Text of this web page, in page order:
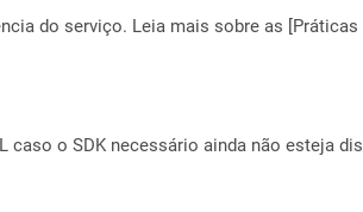
do serviço. Leia mais sobre as [Práticas
o SDK necessário ainda não esteja